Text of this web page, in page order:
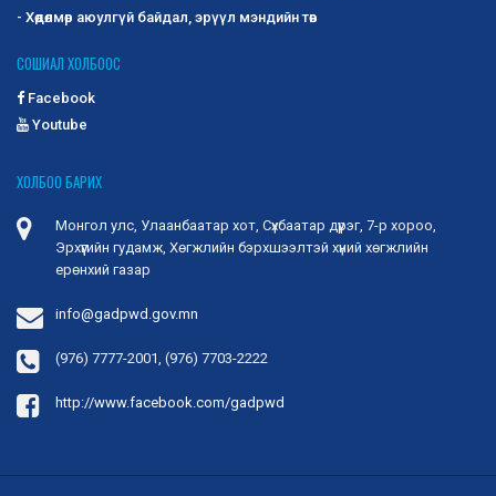
дүгээр тогтоол, “Гэр бүл, хөдөлмөр, нийгмийн
бичгийн хэлгүй, зөвхөн ярианы хэл байдлаар
оршдог. -Дохионы...
Монгол дохионы хэлний хөгжлийн түүх
2025-09-23 1408
- Хөдөлмөр аюулгүй байдал, эрүүл мэндийн төв
СОШИАЛ ХОЛБООС
Facebook
Youtube
ХОЛБОО БАРИХ
Монгол улс, Улаанбаатар хот, Сүхбаатар дүүрэг, 7-р хороо,
Эрхүүгийн гудамж, Хөгжлийн бэрхшээлтэй хүний хөгжлийн
ерөнхий газар
info@gadpwd.gov.mn
(976) 7777-2001, (976) 7703-2222
http://www.facebook.com/gadpwd